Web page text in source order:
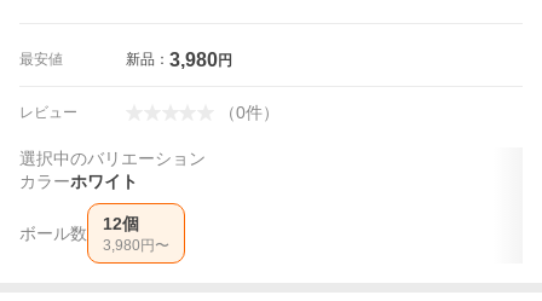
最安値 新品： 3,980円
レビュー （0件）
選択中のバリエーション
カラーホワイト
ボール数 12個
3,980 円〜